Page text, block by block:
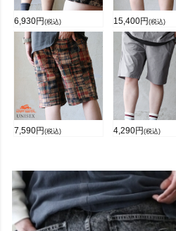
6,930円 (税込) 15,400円 (税込)
7,590円 (税込) 4,290円 (税込)